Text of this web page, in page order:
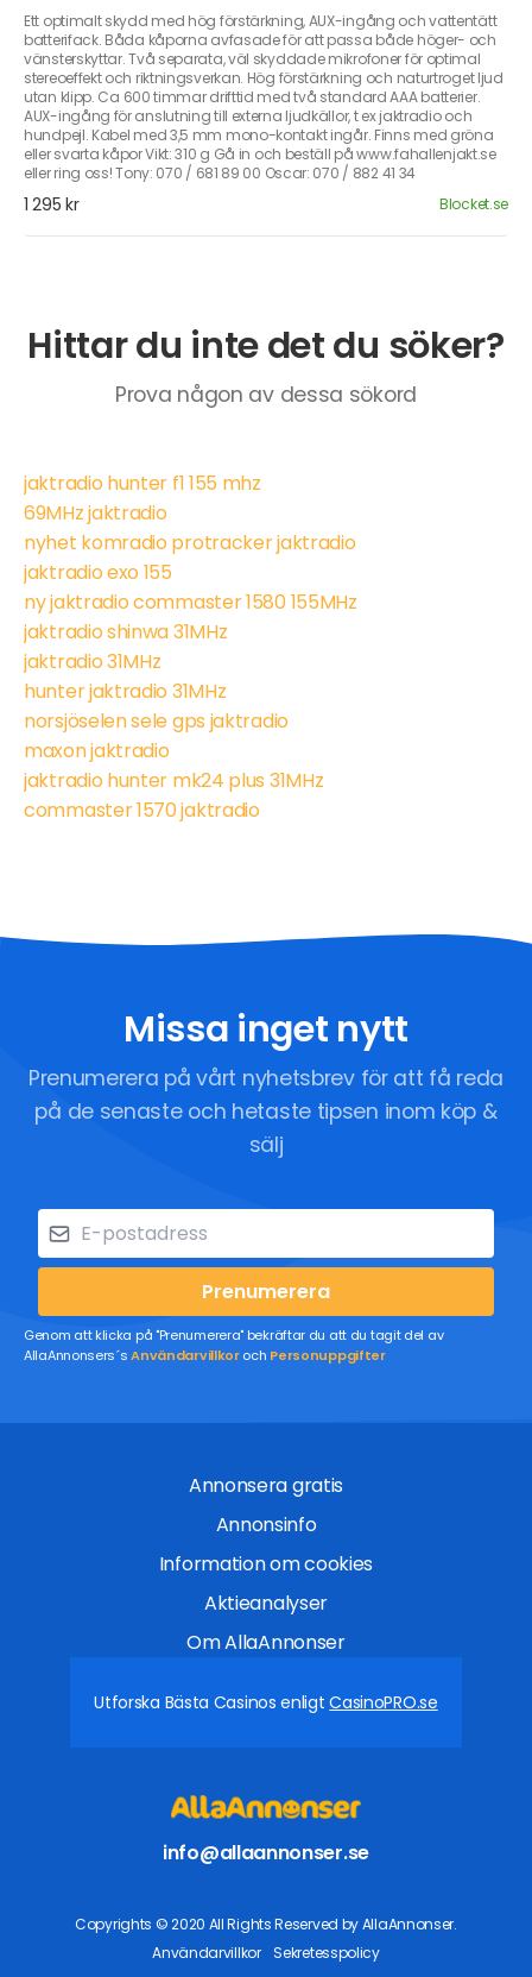
Ett optimalt skydd med hög förstärkning, AUX-ingång och vattentätt
batterifack. Båda kåporna avfasade för att passa både höger- och
vänsterskyttar. Två separata, väl skyddade mikrofoner för optimal
stereoeffekt och riktningsverkan. Hög förstärkning och naturtroget ljud
utan klipp. Ca 600 timmar drifttid med två standard AAA batterier.
AUX-ingång för anslutning till externa ljudkällor, t ex jaktradio och
hundpejl. Kabel med 3,5 mm mono-kontakt ingår. Finns med gröna
eller svarta kåpor Vikt: 310 g Gå in och beställ på www.fahallenjakt.se
eller ring oss! Tony: 070 / 681 89 00 Oscar: 070 / 882 41 34
1 295 kr Blocket.se
Hittar du inte det du söker?
Prova någon av dessa sökord
jaktradio hunter f1 155 mhz
69MHz jaktradio
nyhet komradio protracker jaktradio
jaktradio exo 155
ny jaktradio commaster 1580 155MHz
jaktradio shinwa 31MHz
jaktradio 31MHz
hunter jaktradio 31MHz
norsjöselen sele gps jaktradio
maxon jaktradio
jaktradio hunter mk24 plus 31MHz
commaster 1570 jaktradio
Missa inget nytt
Prenumerera på vårt nyhetsbrev för att få reda
på de senaste och hetaste tipsen inom köp &
sälj
Prenumerera
Genom att klicka på "Prenumerera" bekräftar du att du tagit del av
AllaAnnonsers´sAnvändarvillkoroch Personuppgifter
Annonsera gratis
Annonsinfo
Information om cookies
Aktieanalyser
Om AllaAnnonser
Utforska Bästa Casinos enligtCasinoPRO.se
info@allaannonser.se
Copyrights © 2020 All Rights Reserved by AllaAnnonser.
Användarvillkor
Sekretesspolicy